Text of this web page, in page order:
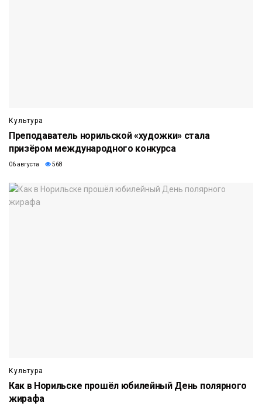
Культура
Преподаватель норильской «художки» стала
призёром международного конкурса
06 августа 568
Культура
Как в Норильске прошёл юбилейный День полярного
жирафа